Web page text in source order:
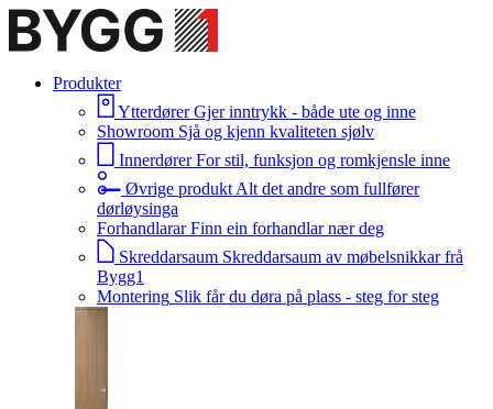
Produkter
Ytterdører Gjer inntrykk - både ute og inne
Showroom Sjå og kjenn kvaliteten sjølv
Innerdører For stil, funksjon og romkjensle inne
Øvrige produkt Alt det andre som fullfører
dørløysinga
Forhandlarar Finn ein forhandlar nær deg
Skreddarsaum Skreddarsaum av møbelsnikkar frå
Bygg1
Montering Slik får du døra på plass - steg for steg